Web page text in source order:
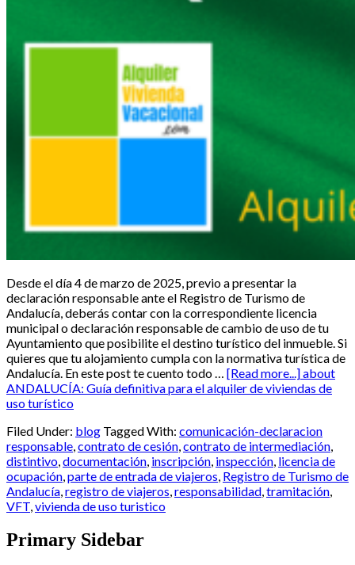
Desde el día 4 de marzo de 2025, previo a presentar la
declaración responsable ante el Registro de Turismo de
Andalucía, deberás contar con la correspondiente licencia
municipal o declaración responsable de cambio de uso de tu
Ayuntamiento que posibilite el destino turístico del inmueble. Si
quieres que tu alojamiento cumpla con la normativa turística de
Andalucía. En este post te cuento todo … [Read more...]about
ANDALUCÍA: Guía definitiva para el alquiler de viviendas de
uso turístico
Filed Under: blog Tagged With: comunicación-declaracion
responsable contrato de cesión contrato de intermediación
distintivo documentación inscripción inspección licencia de
ocupación parte de entrada de viajeros Registro de Turismo de
Andalucía registro de viajeros responsabilidad tramitación
VFT vivienda de uso turistico
Primary Sidebar